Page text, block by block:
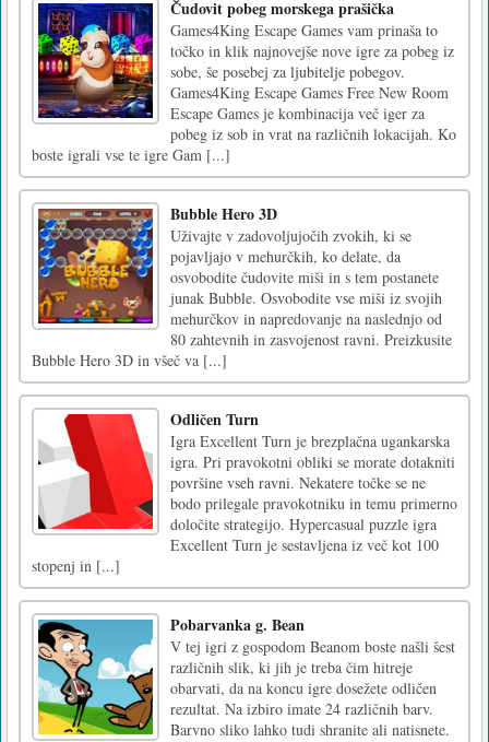
Čudovit pobeg morskega prašička
Games4King Escape Games vam prinaša to
točko in klik najnovejše nove igre za pobeg iz
sobe, še posebej za ljubitelje pobegov.
Games4King Escape Games Free New Room
Escape Games je kombinacija več iger za
pobeg iz sob in vrat na različnih lokacijah. Ko
boste igrali vse te igre Gam [...]
Bubble Hero 3D
Uživajte v zadovoljujočih zvokih, ki se
pojavljajo v mehurčkih, ko delate, da
osvobodite čudovite miši in s tem postanete
junak Bubble. Osvobodite vse miši iz svojih
mehurčkov in napredovanje na naslednjo od
80 zahtevnih in zasvojenost ravni. Preizkusite
Bubble Hero 3D in všeč va [...]
Odličen Turn
Igra Excellent Turn je brezplačna ugankarska
igra. Pri pravokotni obliki se morate dotakniti
površine vseh ravni. Nekatere točke se ne
bodo prilegale pravokotniku in temu primerno
določite strategijo. Hypercasual puzzle igra
Excellent Turn je sestavljena iz več kot 100
stopenj in [...]
Pobarvanka g. Bean
V tej igri z gospodom Beanom boste našli šest
različnih slik, ki jih je treba čim hitreje
obarvati, da na koncu igre dosežete odličen
rezultat. Na izbiro imate 24 različnih barv.
Barvno sliko lahko tudi shranite ali natisnete.